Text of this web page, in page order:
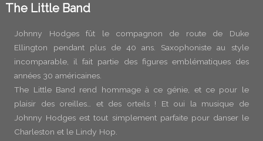
The Little Band
Johnny Hodges fût le compagnon de route de Duke
Ellington pendant plus de 40 ans. Saxophoniste au style
incomparable, il fait partie des figures emblématiques des
années 30 américaines.
The Little Band rend hommage à ce génie, et ce pour le
plaisir des oreilles… et des orteils ! Et oui la musique de
Johnny Hodges est tout simplement parfaite pour danser le
Charleston et le Lindy Hop.